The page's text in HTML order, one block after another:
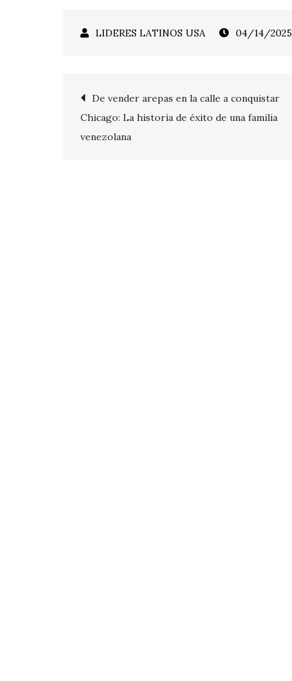
04/14/2025
Post
navigation
De vender arepas en la calle a conquistar
Chicago: La historia de éxito de una familia
venezolana